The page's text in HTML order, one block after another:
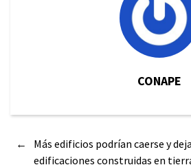
CONAPE
←
Más edificios podrían caerse y
edificaciones construidas en